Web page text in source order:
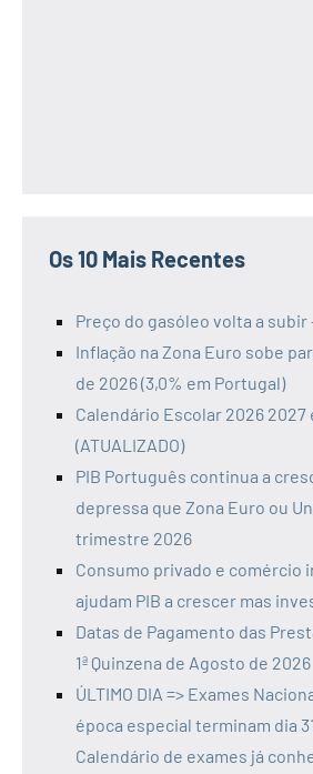
Os 10 Mais Recentes
Preço do gasóleo volta a subir
Inflação na Zona Euro sobe
de 2026 (3,0% em Portugal)
Calendário Escolar 2026 2027
(ATUALIZADO)
PIB Português continua a
depressa que Zona Euro ou
trimestre 2026
Consumo privado e comércio
ajudam PIB a crescer mas
Datas de Pagamento das
1ª Quinzena de Agosto de 2026
ÚLTIMO DIA => Exames
época especial terminam dia
Calendário de exames já